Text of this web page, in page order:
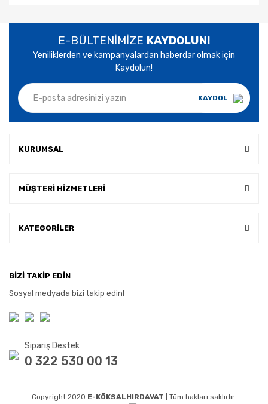
E-BÜLTENİMİZE KAYDOLUN!
Yeniliklerden ve kampanyalardan haberdar olmak için
Kaydolun!
KAYDOL
KURUMSAL
MÜŞTERİ HİZMETLERİ
KATEGORİLER
BİZİ TAKİP EDİN
Sosyal medyada bizi takip edin!
Sipariş Destek
0 322 530 00 13
Copyright 2020 E-KÖKSALHIRDAVAT | Tüm hakları saklıdır.